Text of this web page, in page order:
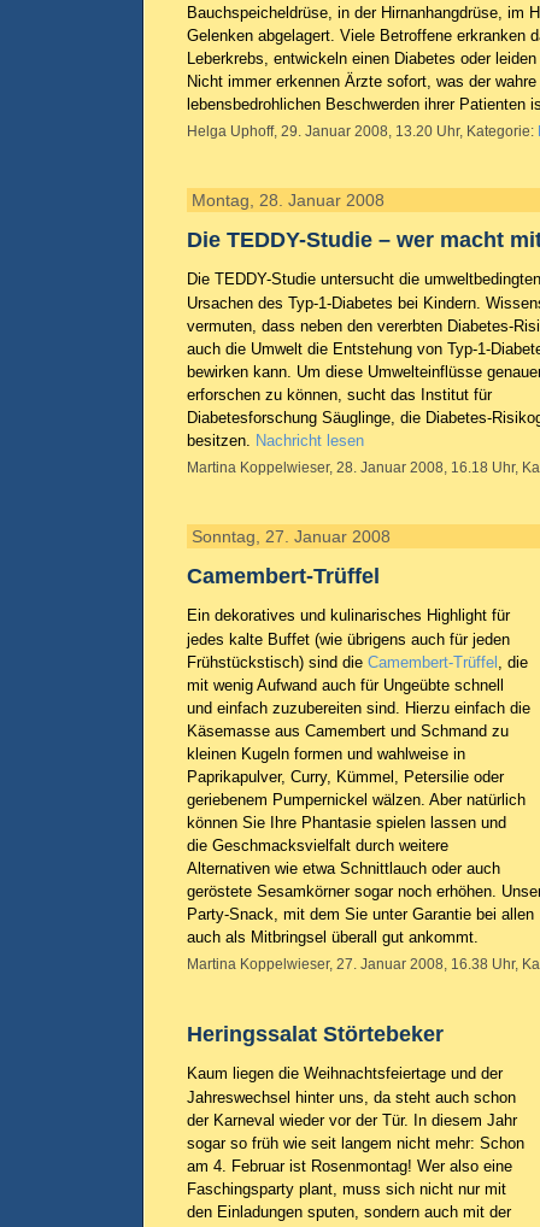
Bauchspeicheldrüse, in der Hirnanhangdrüse, im
Gelenken abgelagert. Viele Betroffene erkranken
Leberkrebs, entwickeln einen Diabetes oder
Nicht immer erkennen Ärzte sofort, was der
lebensbedrohlichen Beschwerden ihrer Patienten
Helga Uphoff, 29. Januar 2008, 13.20 Uhr, Kategorie:
Montag, 28. Januar 2008
Die TEDDY-Studie – wer macht
Die TEDDY-Studie untersucht die umweltbedingten
Ursachen des Typ-1-Diabetes bei Kindern.
vermuten, dass neben den vererbten Diabetes-
auch die Umwelt die Entstehung von Typ-1-
bewirken kann. Um diese Umwelteinflüsse
erforschen zu können, sucht das Institut für
Diabetesforschung Säuglinge, die Diabetes-
besitzen. Nachricht lesen
Martina Koppelwieser, 28. Januar 2008, 16.18 Uhr,
Sonntag, 27. Januar 2008
Camembert-Trüffel
Ein dekoratives und kulinarisches Highlight für
jedes kalte Buffet (wie übrigens auch für jeden
Frühstückstisch) sind die Camembert-Trüffel , die
mit wenig Aufwand auch für Ungeübte schnell
und einfach zuzubereiten sind. Hierzu einfach die
Käsemasse aus Camembert und Schmand zu
kleinen Kugeln formen und wahlweise in
Paprikapulver, Curry, Kümmel, Petersilie oder
geriebenem Pumpernickel wälzen. Aber natürlich
können Sie Ihre Phantasie spielen lassen und
die Geschmacksvielfalt durch weitere
Alternativen wie etwa Schnittlauch oder auch
geröstete Sesamkörner sogar noch erhöhen.
Party-Snack, mit dem Sie unter Garantie bei allen
auch als Mitbringsel überall gut ankommt.
Martina Koppelwieser, 27. Januar 2008, 16.38 Uhr,
Heringssalat Störtebeker
Kaum liegen die Weihnachtsfeiertage und der
Jahreswechsel hinter uns, da steht auch schon
der Karneval wieder vor der Tür. In diesem Jahr
sogar so früh wie seit langem nicht mehr: Schon
am 4. Februar ist Rosenmontag! Wer also eine
Faschingsparty plant, muss sich nicht nur mit
den Einladungen sputen, sondern auch mit der